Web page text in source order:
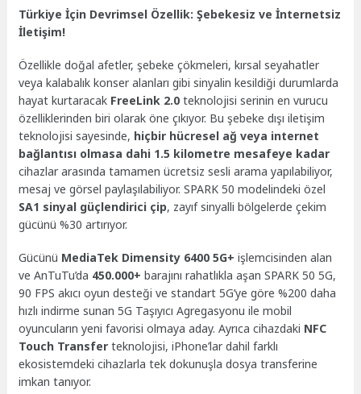
Türkiye İçin Devrimsel Özellik: Şebekesiz ve İnternetsiz
İletişim!
Özellikle doğal afetler, şebeke çökmeleri, kırsal seyahatler
veya kalabalık konser alanları gibi sinyalin kesildiği durumlarda
hayat kurtaracak FreeLink 2.0 teknolojisi serinin en vurucu
özelliklerinden biri olarak öne çıkıyor. Bu şebeke dışı iletişim
teknolojisi sayesinde, hiçbir hücresel ağ veya internet
bağlantısı olmasa dahi 1.5 kilometre mesafeye kadar
cihazlar arasında tamamen ücretsiz sesli arama yapılabiliyor,
mesaj ve görsel paylaşılabiliyor. SPARK 50 modelindeki özel
SA1 sinyal güçlendirici çip, zayıf sinyalli bölgelerde çekim
gücünü %30 artırıyor.
Gücünü MediaTek Dimensity 6400 5G+ işlemcisinden alan
ve AnTuTu’da 450.000+ barajını rahatlıkla aşan SPARK 50 5G,
90 FPS akıcı oyun desteği ve standart 5G’ye göre %200 daha
hızlı indirme sunan 5G Taşıyıcı Agregasyonu ile mobil
oyuncuların yeni favorisi olmaya aday. Ayrıca cihazdaki NFC
Touch Transfer teknolojisi, iPhone’lar dahil farklı
ekosistemdeki cihazlarla tek dokunuşla dosya transferine
imkan tanıyor.